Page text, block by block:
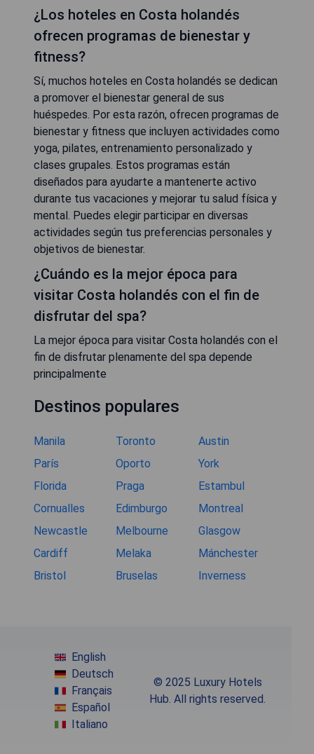
¿Los hoteles en Costa holandés
ofrecen programas de bienestar y
fitness?
Sí, muchos hoteles en Costa holandés se dedican
a promover el bienestar general de sus
huéspedes. Por esta razón, ofrecen programas de
bienestar y fitness que incluyen actividades como
yoga, pilates, entrenamiento personalizado y
clases grupales. Estos programas están
diseñados para ayudarte a mantenerte activo
durante tus vacaciones y mejorar tu salud física y
mental. Puedes elegir participar en diversas
actividades según tus preferencias personales y
objetivos de bienestar.
¿Cuándo es la mejor época para
visitar Costa holandés con el fin de
disfrutar del spa?
La mejor época para visitar Costa holandés con el
fin de disfrutar plenamente del spa depende
principalmente
Destinos populares
Manila Toronto
Austin
París
Oporto
York
Florida
Praga
Estambul
Cornualles
Edimburgo
Montreal
Newcastle
Melbourne
Glasgow
Cardiff
Melaka
Mánchester
Bristol
Bruselas Inverness
English
Deutsch
Français
Español
Italiano
© 2025 Luxury Hotels
Hub. All rights reserved.